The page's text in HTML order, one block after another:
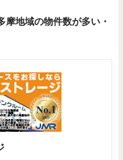
摩地域の物件数が多い・